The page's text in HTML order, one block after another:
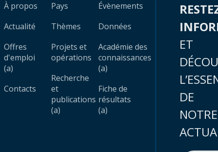
À propos
Actualité
Offres
d'emploi
(a)
Contacts
Pays
Thèmes
Projets et
opérations
Recherche
et
publications
(a)
Évènements
Données
Académie des
connaissances
(a)
Fiche de
résultats
(a)
ET
DE
NOTRE